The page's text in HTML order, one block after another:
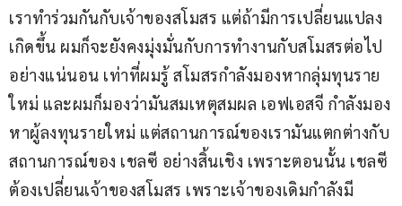
เราทำร่วมกันกับเจ้าของสโมสร แต่ถ้ามีการเปลี่ยนแปลง
เกิดขึ้น ผมก็จะยังคงมุ่งมั่นกับการทำงานกับสโมสรต่อไป
อย่างแน่นอน เท่าที่ผมรู้ สโมสรกำลังมองหากลุ่มทุนราย
ใหม่ และผมก็มองว่ามันสมเหตุสมผล เอฟเอสจี กำลังมอง
หาผู้ลงทุนรายใหม่ แต่สถานการณ์ของเรามันแตกต่างกับ
สถานการณ์ของ เชลซี อย่างสิ้นเชิง เพราะตอนนั้น เชลซี
ต้องเปลี่ยนเจ้าของสโมสร เพราะเจ้าของเดิมกำลังมี